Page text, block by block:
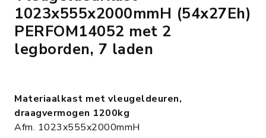
1023x555x2000mmH (54x27Eh)
PERFOM14052 met 2
legborden, 7 laden
Materiaalkast met vleugeldeuren,
draagvermogen 1200kg
Afm. 1023x555x2000mmH